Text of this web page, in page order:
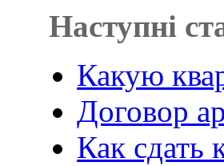
Наступні
Какую
Договор
Как сдать